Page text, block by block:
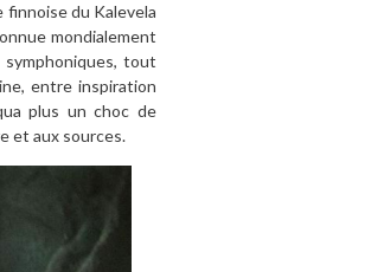
finnoise du Kalevela
mondialement
tout
entre inspiration
plus un choc de
et aux sources.